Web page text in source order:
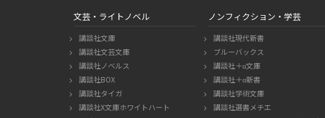
文芸・ライトノベル
講談社文庫
講談社文芸文庫
講談社ノベルス
講談社BOX
講談社タイガ
講談社X文庫ホワイトハート
ノンフィクション・学芸
講談社現代新書
ブルーバックス
講談社＋α文庫
講談社＋α新書
講談社学術文庫
講談社選書メチエ